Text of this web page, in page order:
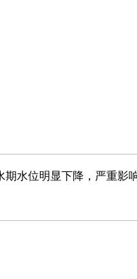
期水位明显下降，严重影